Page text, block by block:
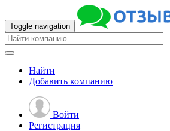
Toggle navigation
Найти
Добавить компанию
Войти
Регистрация